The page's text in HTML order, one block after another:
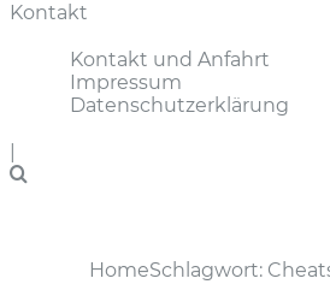
Kontakt
Kontakt und Anfahrt
Impressum
Datenschutzerklärung
HomeSchlagwort: